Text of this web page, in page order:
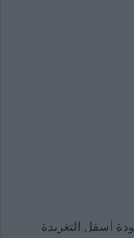
أسفل التغريدة